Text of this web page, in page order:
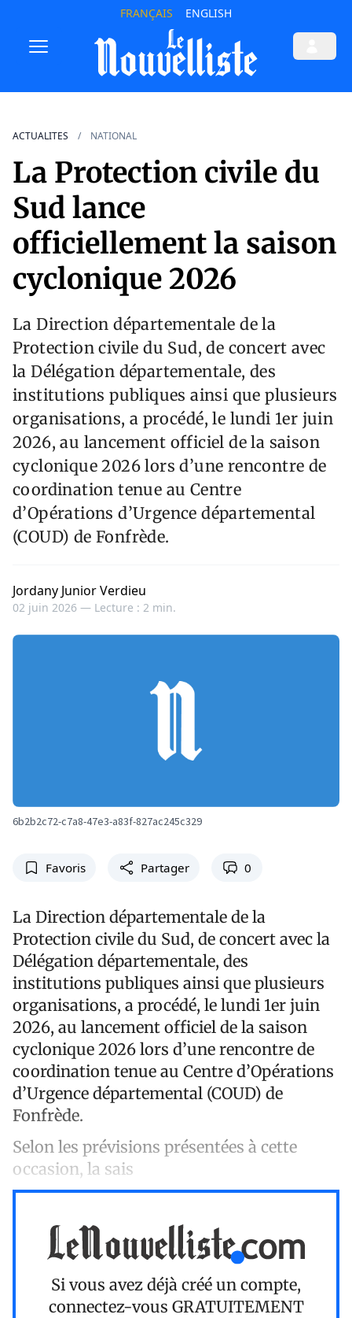
FRANÇAIS ENGLISH
ACTUALITES NATIONAL
La Protection civile du
Sud lance
officiellement la saison
cyclonique 2026
La Direction départementale de la
Protection civile du Sud, de concert avec
la Délégation départementale, des
institutions publiques ainsi que plusieurs
organisations, a procédé, le lundi 1er juin
2026, au lancement officiel de la saison
cyclonique 2026 lors d’une rencontre de
coordination tenue au Centre
d’Opérations d’Urgence départemental
(COUD) de Fonfrède.
Jordany Junior Verdieu
02 juin 2026 — Lecture : 2 min.
6b2b2c72-c7a8-47e3-a83f-827ac245c329
Favoris Partager 0
La Direction départementale de la
Protection civile du Sud, de concert avec la
Délégation départementale, des
institutions publiques ainsi que plusieurs
organisations, a procédé, le lundi 1er juin
2026, au lancement officiel de la saison
cyclonique 2026 lors d’une rencontre de
coordination tenue au Centre d’Opérations
d’Urgence départemental (COUD) de
Fonfrède.
Selon les prévisions présentées à cette
occasion, la sais
Si vous avez déjà créé un compte,
connectez-vous GRATUITEMENT